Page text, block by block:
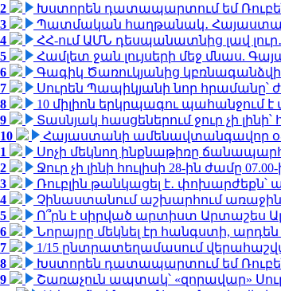
2
Խստորեն դատապարտում եմ Ռուբեն
3
Պատմական հաղթանակ․
4
ՀՀ-ում ԱՄՆ դեսպանատնից լավ
5
Համլետ ջան լույսերի մեջ մնաս.
6
Գագիկ Ծառուկյանից կբռնագանձվի
7
Սուրեն Պապիկյանի նոր հրամանը՝
8
10 միլիոն երկրպագու պահանջում է
9
Տասնյակ հասցեներում ջուր չի լինի՝
10
Հայաստանի ամենավտանգավոր
1
Սոչի մեկնող ինքնաթիռը
2
Ջուր չի լինի հուլիսի 28-ին ժամը
3
Ռուբլին թանկացել է․ փոխարժեքն՝
4
Չինաստանում աշխարհում
5
Ո՞րն է սիրված արտիստ Արտաշես
6
Նորայրը մեկնել էր հանգստի,
7
1/15 ընտրատեղամասում
8
Խստորեն դատապարտում եմ Ռուբեն
9
Շառաչուն ապտակ՝ «զորավար»